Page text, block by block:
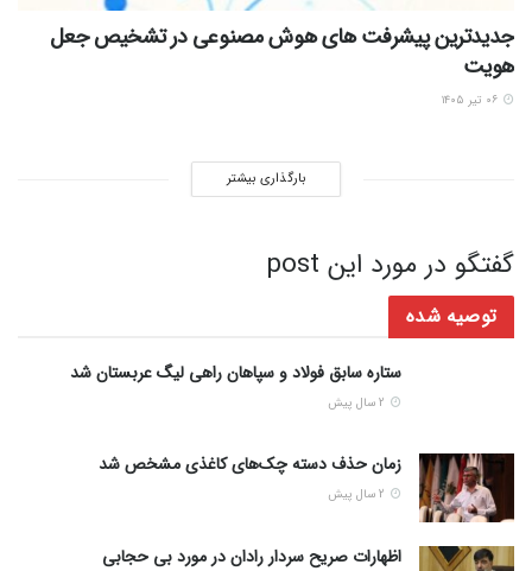
جدیدترین پیشرفت های هوش مصنوعی در تشخیص جعل
هویت
بارگذاری بیشتر
گفتگو در مورد این post
توصیه شده
ستاره سابق فولاد و سپاهان راهی لیگ عربستان شد
زمان حذف دسته چک‌های کاغذی مشخص شد
اظهارات صریح سردار رادان در مورد بی حجابی